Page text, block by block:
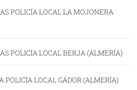
POLICÍA LOCAL LA MOJONERA
POLICÍA LOCAL BERJA (ALMERÍA)
POLICÍA LOCAL GÁDOR (ALMERÍA)